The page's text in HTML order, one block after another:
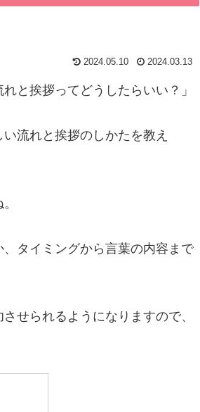
2024.05.10 2024.03.13
と挨拶ってどうしたらいい？」
流れと挨拶のしかたを教え
タイミングから言葉の内容まで
せられるようになりますので、